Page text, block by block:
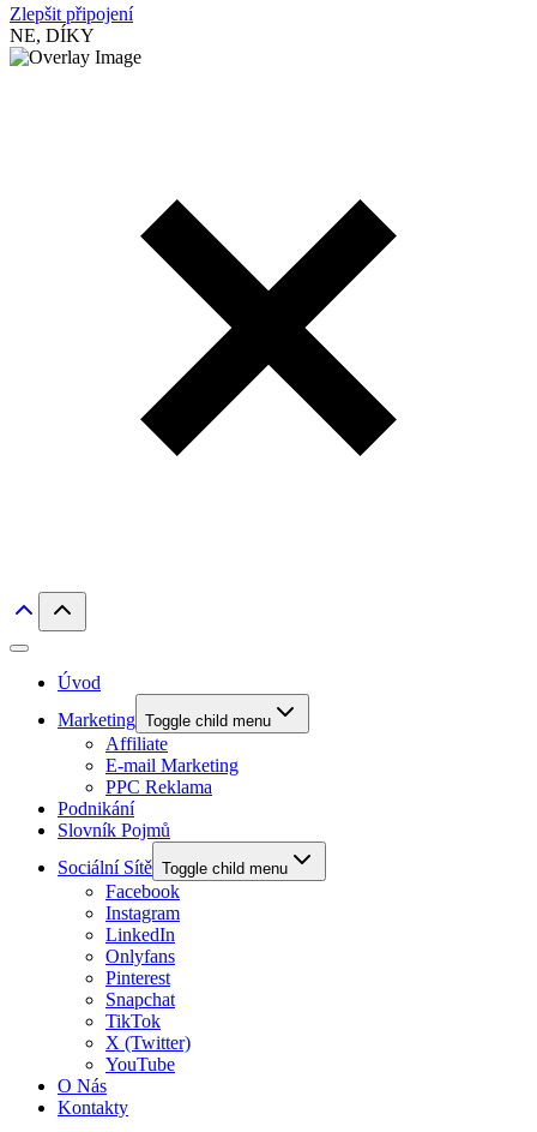
Zlepšit připojení
NE, DÍKY
Úvod
Marketing Toggle child menu
Affiliate
E-mail Marketing
PPC Reklama
Podnikání
Slovník Pojmů
Sociální Sítě Toggle child menu
Facebook
Instagram
LinkedIn
Onlyfans
Pinterest
Snapchat
TikTok
X (Twitter)
YouTube
O Nás
Kontakty